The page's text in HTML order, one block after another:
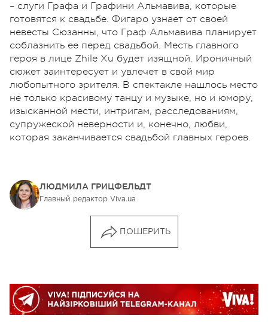
– слуги Графа и Графини Альмавива, которые
готовятся к свадьбе. Фигаро узнает от своей
невесты Сюзанны, что Граф Альмавива планирует
соблазнить ее перед свадьбой. Месть главного
героя в лице Zhile Xu будет изящной. Ироничный
сюжет заинтересует и увлечет в свой мир
любопытного зрителя. В спектакле нашлось место
не только красивому танцу и музыке, но и юмору,
изысканной мести, интригам, расследованиям,
супружеской неверности и, конечно, любви,
которая заканчивается свадьбой главных героев.
ЛЮДМИЛА ГРИЦФЕЛЬДТ
Главный редактор Viva.ua
ПОШЕРИТЬ